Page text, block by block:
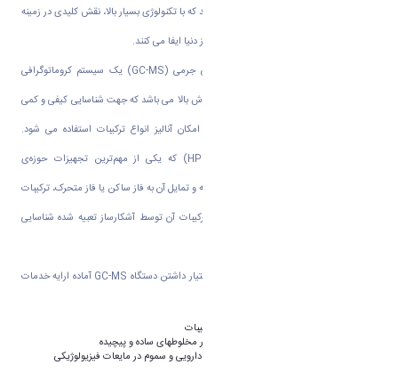
می باشند که با تکنولوژی بسیار بالا، نقش کلیدی در زمینه
های تحقیقاتی، کنترل کیفی و پیشرفت علم روز دنیا ایفا می کنند.
کروماتوگرافی گازی با آشکارساز طیف سنجی جرمی(GC-MS) یک سیستم کروماتوگرافی
گازی جهت جداسازی ترکیبات فرار تا دمای جوش بالا می باشد که جهت شناسایی کیفی و کمی
با استفاده از آشکارساز طیف سنجی جرمی امکان آنالیز انواع ترکیبات استفاده می شود.
(HPLC) که یکی از مهم‌ترین تجهیزات حوزه‌ی
جداسازی تجزیه‌ است که براساس قطبیت نمونه و تمایل آن به فاز ساکن یا فاز متحرک، ترکیبات
موجود در آن از یکدیگر جداشده و در انتها ترکیبات آن توسط آشکارساز تعبیه شده شناسایی
اکنون آزمایشگاه مرکزی دانشگاه اراک با در اختیار داشتن دستگاه GC-MS آماده ارایه خدمات
*داشتن کتابخانۀ کامل برای شناسایی انواع ترکیبات
*آنالیز کیفی و کمی مقادیر اندک ترکیبات آلی در مخلوط­های ساده و پیچیده
*تعیین متابولیت‌های دارویی و باقیمانده مواد دارویی و سموم در مایعات فیزیولوژیکی